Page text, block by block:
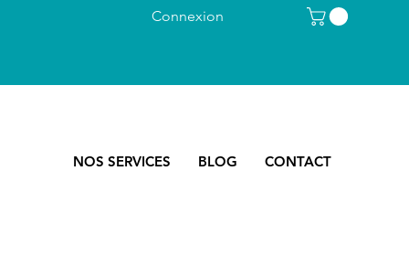
Connexion
CONTACT
BLOG
NOS SERVICES